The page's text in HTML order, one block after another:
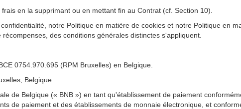
en la supprimant ou en mettant fin au Contrat (cf. Section 10).
notre Politique en matière de cookies et notre Politique en
des conditions générales distinctes s'appliquent.
0754.970.695 (RPM Bruxelles) en Belgique.
Belgique.
de Belgique (« BNB ») en tant qu'établissement de paiement
de paiement et des établissements de monnaie électronique, et